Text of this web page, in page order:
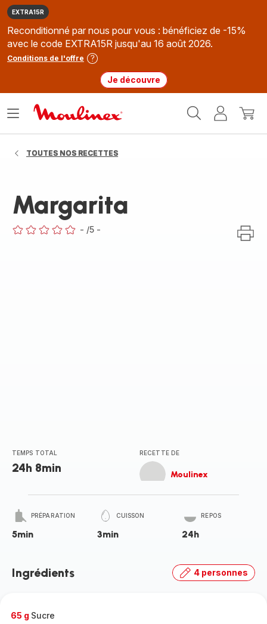
EXTRA15R
Reconditionné par nous pour vous : bénéficiez de -15%
avec le code EXTRA15R jusqu'au 16 août 2026.
Conditions de l'offre
Je découvre
MonMon
Ouvrir
TOUTES NOS RECETTES
Margarita
- /5 -
TEMPS TOTAL
24h 8min
RECETTE DE
Moulinex
PRÉPARATION
5min
CUISSON
3min
REPOS
24h
Ingrédients 4 personnes
65 g Sucre